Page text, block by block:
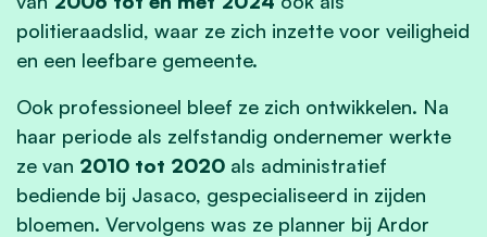
politieraadslid, waar ze zich inzette voor veiligheid
en een leefbare gemeente.
Ook professioneel bleef ze zich ontwikkelen. Na
haar periode als zelfstandig ondernemer werkte
ze van 2010 tot 2020 als administratief
bediende bij Jasaco, gespecialiseerd in zijden
bloemen. Vervolgens was ze planner bij Ardor